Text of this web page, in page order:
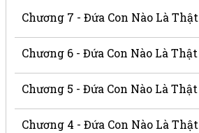
Chương 7 - Đứa Con Nào Là Thật
Chương 6 - Đứa Con Nào Là Thật
Chương 5 - Đứa Con Nào Là Thật
Chương 4 - Đứa Con Nào Là Thật